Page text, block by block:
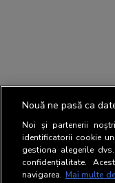
Nouă ne pasă ca
Noi și partenerii noștri
identificatorii cookie
gestiona alegerile
confidențialitate.
navigarea. Mai multe